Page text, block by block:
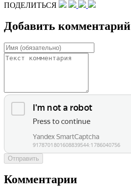
ПОДЕЛИТЬСЯ
Добавить комментарий
Отправить
Комментарии